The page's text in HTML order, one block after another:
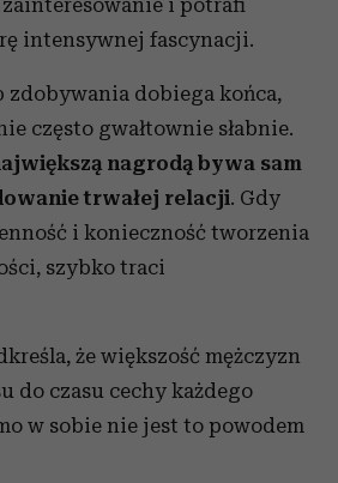
zainteresowanie i potrafi
intensywnej fascynacji.
zdobywania dobiega końca,
często gwałtownie słabnie.
nagrodą bywa sam
trwałej relacji. Gdy
i konieczność tworzenia
szybko traci
że większość mężczyzn
do czasu cechy każdego
w sobie nie jest to powodem